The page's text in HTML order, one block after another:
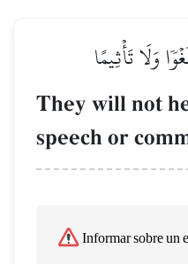
وَلَا تَأۡثِيمًا
They will not
speech or
Informar sobre un